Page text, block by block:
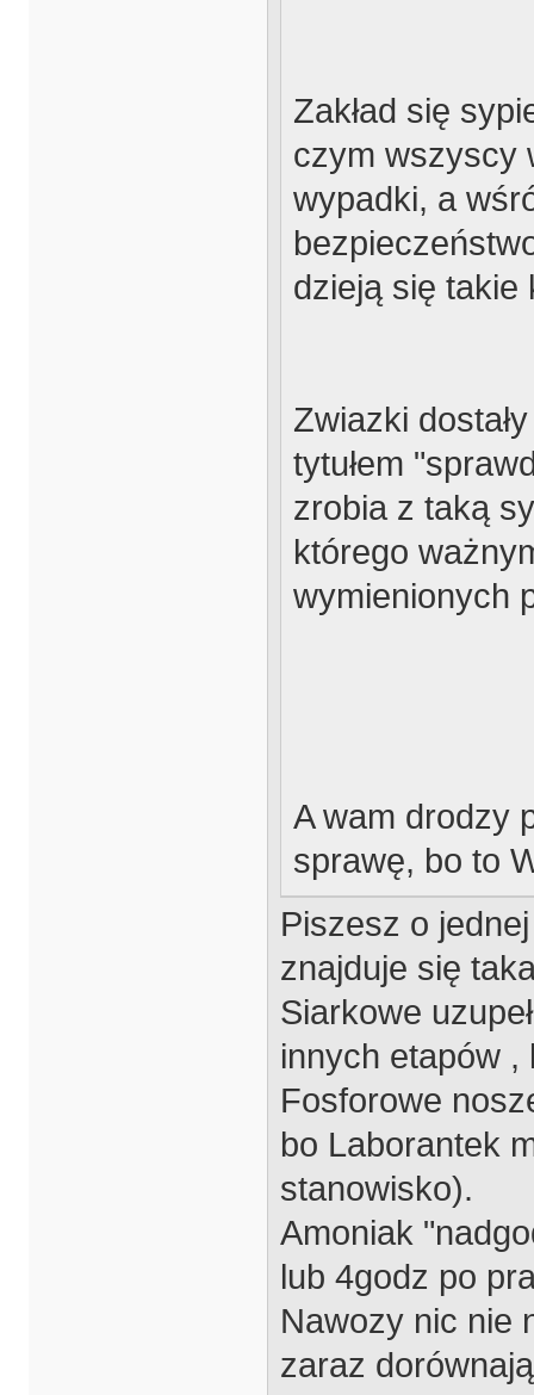
Zakład się
czym wszyscy
wypadki, a
dzieją się takie
Zwiazki
tytułem
zrobia z taką
którego
wymienionych
A wam drodzy
sprawę, bo to
Piszesz o
znajduje się
Siarkowe
innych etapów
Fosforowe
bo Laborantek
stanowisko).
Amoniak
lub 4godz po
Nawozy nic nie
zaraz